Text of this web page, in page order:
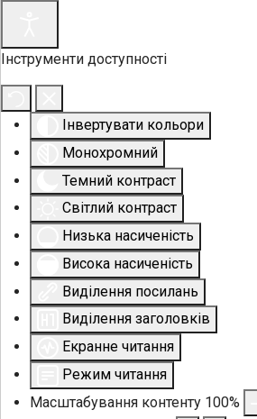
Інструменти доступності
Інвертувати кольори
Монохромний
Темний контраст
Світлий контраст
Низька насиченість
Висока насиченість
Виділення посилань
Виділення заголовків
Екранне читання
Режим читання
Масштабування контенту 100%